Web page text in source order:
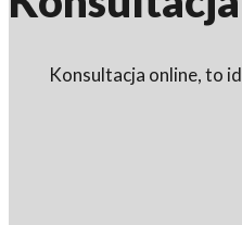
Konsultacja online,to